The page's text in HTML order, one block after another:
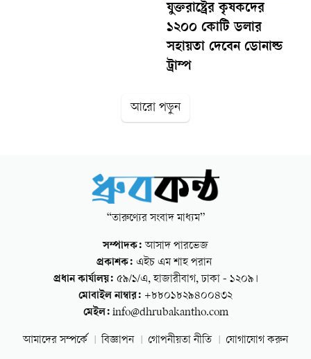
যুক্তরাষ্ট্রের কৃষকদের
১২০০ কোটি ডলার
সহায়তা দেবেন ডোনাল্ড
ট্রাম্প
আরো পড়ুন
“তারুণ্যের সংবাদ মাধ্যম”
সম্পাদক:আসাদ পারভেজ
প্রকাশক: এইচ এম শাহ পরান
প্রধান কার্যালয়: ৫৯/১/এ, হাজারীবাগ, ঢাকা - ১২০৯।
মোবাইল নাম্বার: +৮৮০১৮২৯৪০০৪৩২
মেইল: info@dhrubakantho.com
আমাদের সম্পর্কে বিজ্ঞাপন গোপনীয়তা নীতি যোগাযোগ করুন